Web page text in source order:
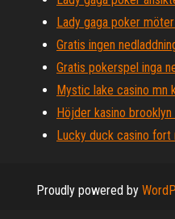
Lady gaga poker
Gratis ingen
Gratis pokerspel inga
Mystic lake casino mn
Höjder kasino brooklyn
Lucky duck casino fort
Proudly powered by